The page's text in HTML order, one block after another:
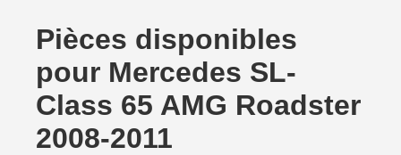
Pièces disponibles
pour Mercedes SL-
Class 65 AMG Roadster
2008-2011